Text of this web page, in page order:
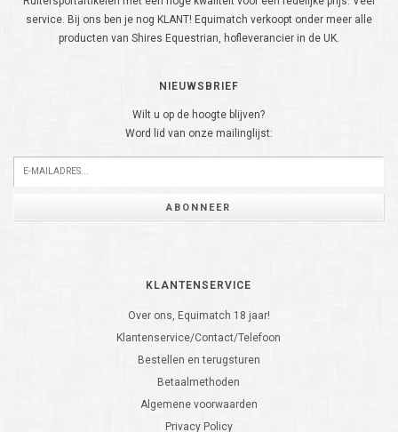
service. Bij ons ben je nog KLANT! Equimatch verkoopt onder meer alle
producten van Shires Equestrian, hofleverancier in de UK.
NIEUWSBRIEF
Wilt u op de hoogte blijven?
Word lid van onze mailinglijst:
ABONNEER
KLANTENSERVICE
Over ons, Equimatch 18 jaar!
Klantenservice/Contact/Telefoon
Bestellen en terugsturen
Betaalmethoden
Algemene voorwaarden
Privacy Policy